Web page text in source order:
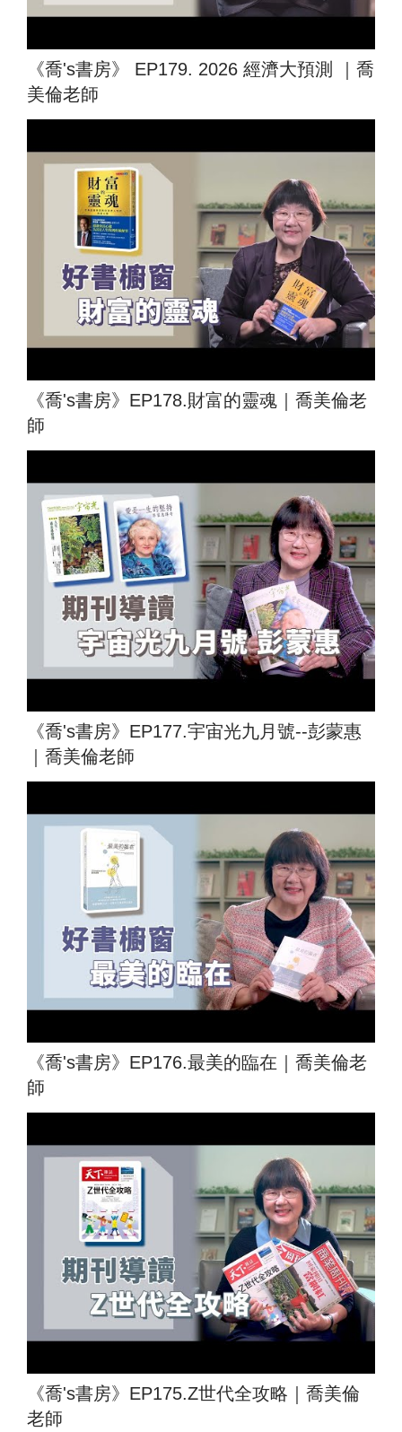
《喬's書房》 EP179. 2026 經濟大預測 ｜喬
美倫老師
《喬's書房》EP178.財富的靈魂｜喬美倫老
師
《喬's書房》EP177.宇宙光九月號--彭蒙惠
｜喬美倫老師
《喬's書房》EP176.最美的臨在｜喬美倫老
師
《喬's書房》EP175.Z世代全攻略｜喬美倫
老師